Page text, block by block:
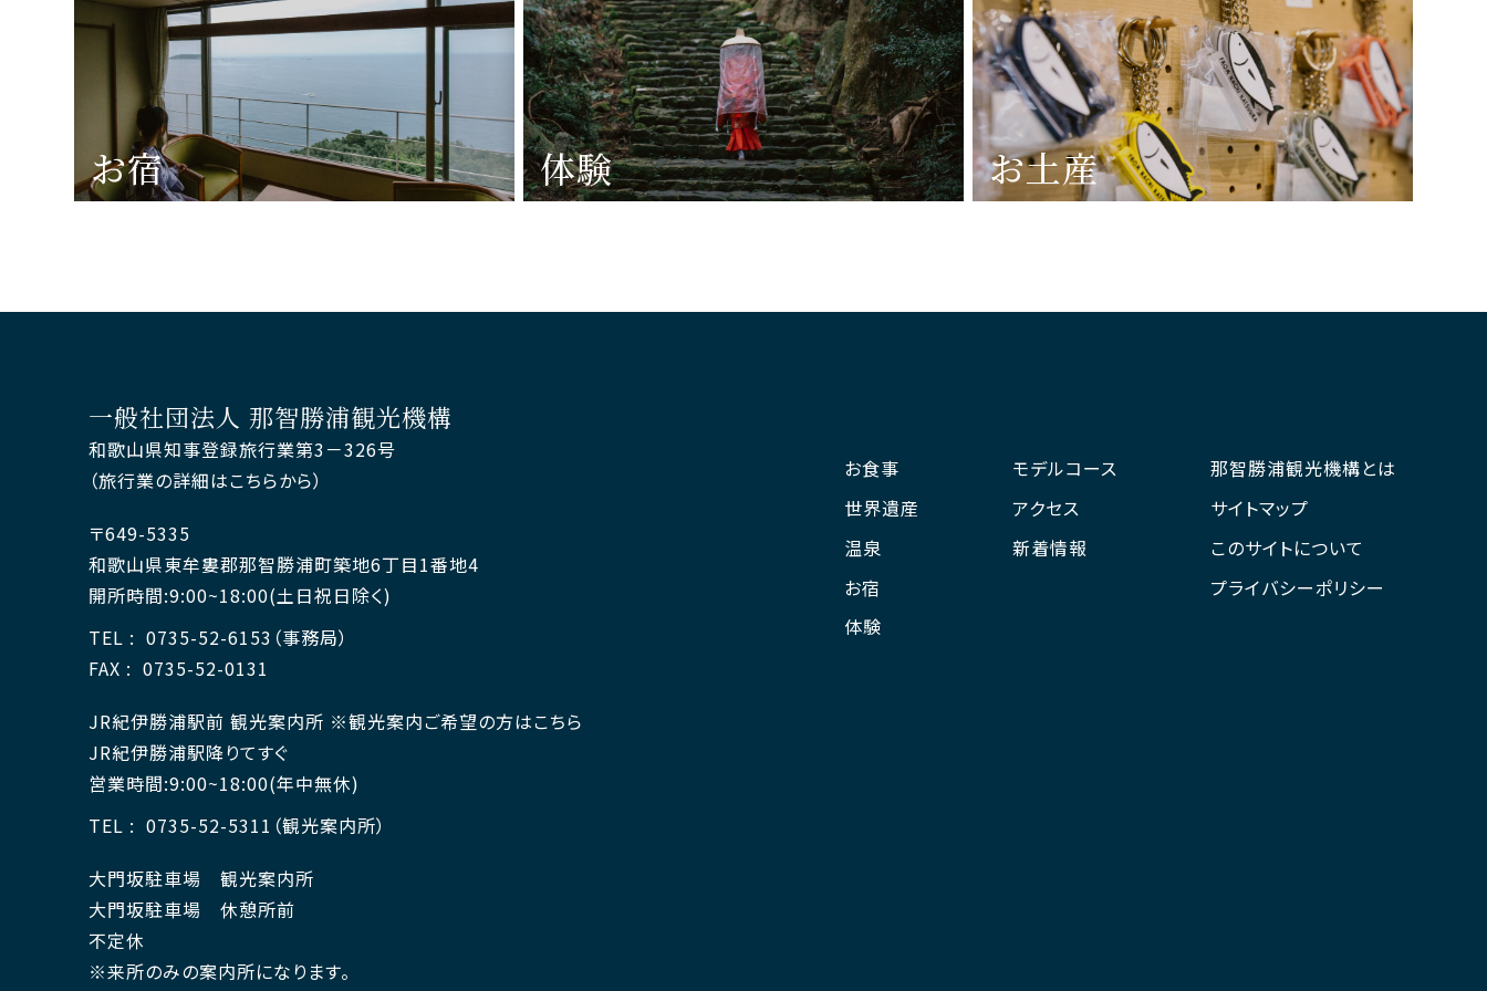
お宿 体験 お土産
一般社団法人 那智勝浦観光機構
和歌山県知事登録旅行業第3－326号
（旅行業の詳細はこちらから）
〒649-5335
和歌山県東牟婁郡那智勝浦町築地6丁目1番地4
開所時間:9:00~18:00(土日祝日除く)
TEL
0735-52-6153（事務局）
FAX
0735-52-0131
JR紀伊勝浦駅前 観光案内所 ※観光案内ご希望の方はこちら
JR紀伊勝浦駅降りてすぐ
営業時間:9:00~18:00(年中無休)
TEL
0735-52-5311（観光案内所）
大門坂駐車場 観光案内所
大門坂駐車場 休憩所前
不定休
※来所のみの案内所になります。
お食事
世界遺産
温泉
お宿
体験
モデルコース
アクセス
新着情報
那智勝浦観光機構とは
サイトマップ
このサイトについて
プライバシーポリシー